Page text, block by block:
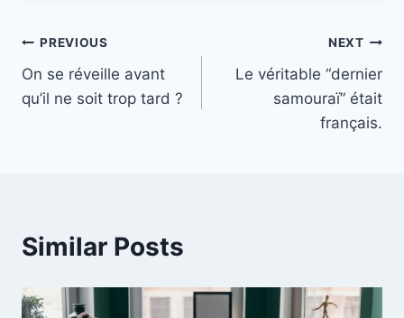
Post
navigation
PREVIOUS
On se réveille avant
qu’il ne soit trop tard ?
NEXT
Le véritable “dernier
samouraï” était
français.
Similar Posts